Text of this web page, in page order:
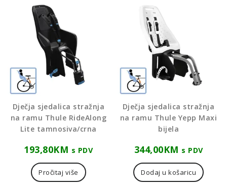
Dječja sjedalica stražnja
na ramu Thule RideAlong
Lite tamnosiva/crna
193,80KM s PDV
Pročitaj više
Dječja sjedalica stražnja
na ramu Thule Yepp Maxi
bijela
344,00KM s PDV
Dodaj u košaricu